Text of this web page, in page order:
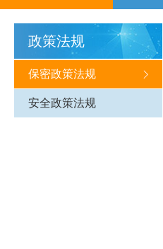
政策法规
保密政策法规
安全政策法规